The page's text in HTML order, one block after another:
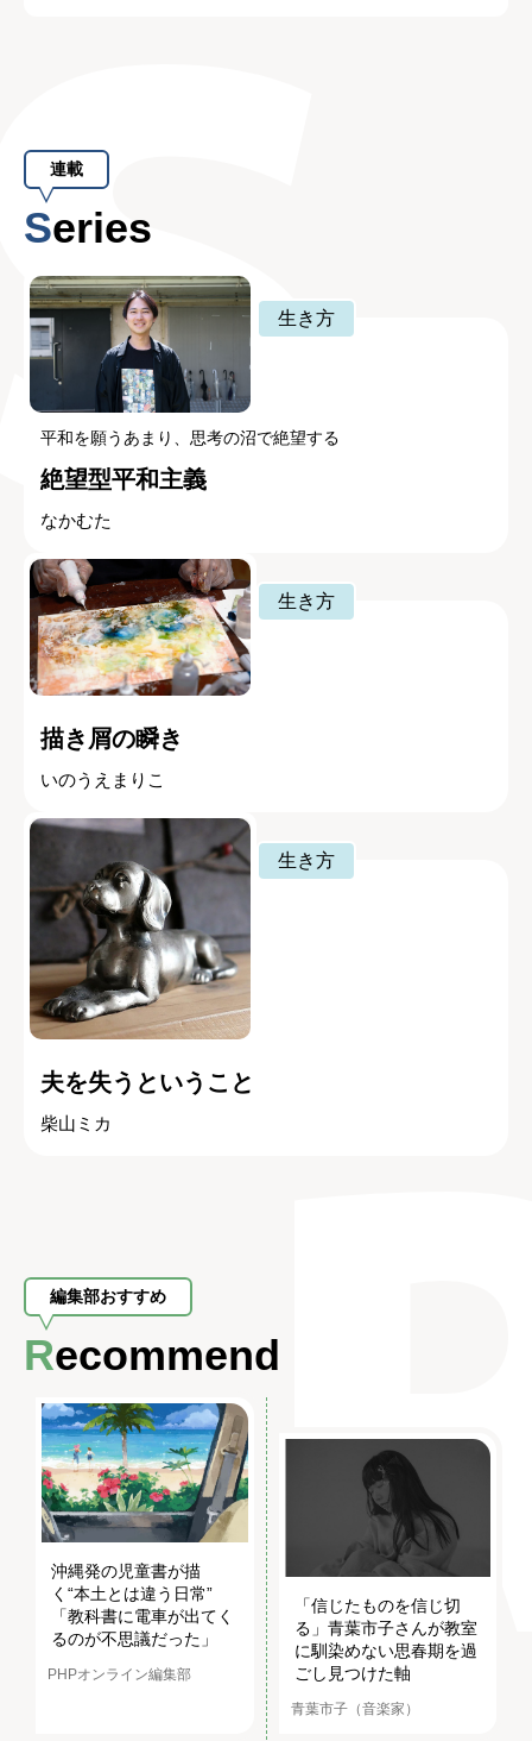
連載
Series
生き方
平和を願うあまり、思考の沼で絶望する
絶望型平和主義
なかむた
生き方
描き屑の瞬き
いのうえまりこ
生き方
夫を失うということ
柴山ミカ
編集部おすすめ
Recommend
沖縄発の児童書が描
く“本土とは違う日常”
「教科書に電車が出てく
るのが不思議だった」
PHPオンライン編集部
「信じたものを信じ切
る」青葉市子さんが教室
に馴染めない思春期を過
ごし見つけた軸
青葉市子（音楽家）